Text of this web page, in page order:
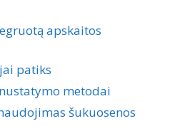
apskaitos
patiks
metodai
šukuosenos